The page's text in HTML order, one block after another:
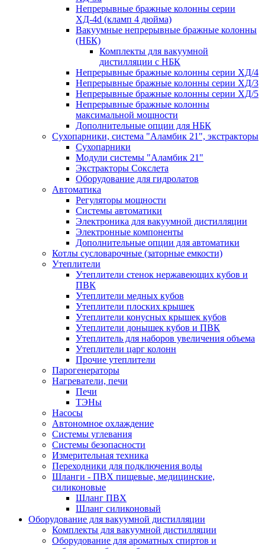
Непрерывные бражные колонны серии
ХД-4d (кламп 4 дюйма)
Вакуумные непрерывные бражные колонны
(НБК)
Комплекты для вакуумной
дистилляции с НБК
Непрерывные бражные колонны серии ХД/4
Непрерывные бражные колонны серии ХД/3
Непрерывные бражные колонны серии ХД/5
Непрерывные бражные колонны
максимальной мощности
Дополнительные опции для НБК
Сухопарники, система "Аламбик 21", экстракторы
Сухопарники
Модули системы "Аламбик 21"
Экстракторы Сокслета
Оборудование для гидролатов
Автоматика
Регуляторы мощности
Системы автоматики
Электроника для вакуумной дистилляции
Электронные компоненты
Дополнительные опции для автоматики
Котлы сусловарочные (заторные емкости)
Утеплители
Утеплители стенок нержавеющих кубов и
ПВК
Утеплители медных кубов
Утеплители плоских крышек
Утеплители конусных крышек кубов
Утеплители донышек кубов и ПВК
Утеплитель для наборов увеличения объема
Утеплители царг колонн
Прочие утеплители
Парогенераторы
Нагреватели, печи
Печи
ТЭНы
Насосы
Автономное охлаждение
Системы углевания
Системы безопасности
Измерительная техника
Переходники для подключения воды
Шланги - ПВХ пищевые, медицинские,
силиконовые
Шланг ПВХ
Шланг силиконовый
Оборудование для вакуумной дистилляции
Комплекты для вакуумной дистилляции
Оборудование для ароматных спиртов и